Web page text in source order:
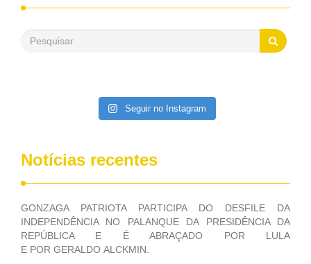
reais, com suas maravilhosas ações, dentre alas, mais de
saneamento básico, em pequenas comunidades rurais.
Patriota disse ainda que, mesmo sem mandato,
Seguir no Instagram
Notícias recentes
GONZAGA PATRIOTA PARTICIPA DO DESFILE DA
INDEPENDÊNCIA NO PALANQUE DA PRESIDÊNCIA DA
REPÚBLICA E É ABRAÇADO POR LULA
E POR GERALDO ALCKMIN.